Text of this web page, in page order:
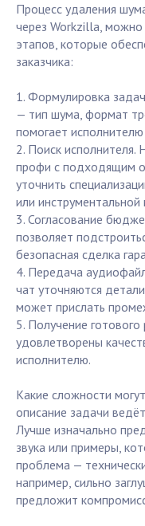
Процесс удаления
через Workzilla, можно
этапов, которые
заказчика:
1. Формулировка
— тип шума, формат
помогает
2. Поиск
профи с подходящим
уточнить
или инструментальной
3. Согласование
позволяет
безопасная сделка
4. Передача
чат уточняются
может прислать
5. Получение готового
удовлетворены
исполнителю.
Какие сложности
описание задачи
Лучше изначально
звука или примеры,
проблема —
например, сильно
предложит